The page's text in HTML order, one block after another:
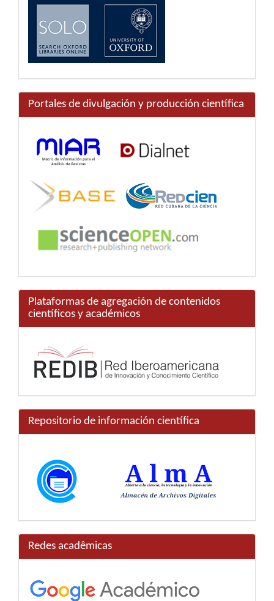
Portales de divulgación y producción científica
Plataformas de agregación de contenidos
científicos y académicos
Repositorio de información científica
Redes acadêmicas